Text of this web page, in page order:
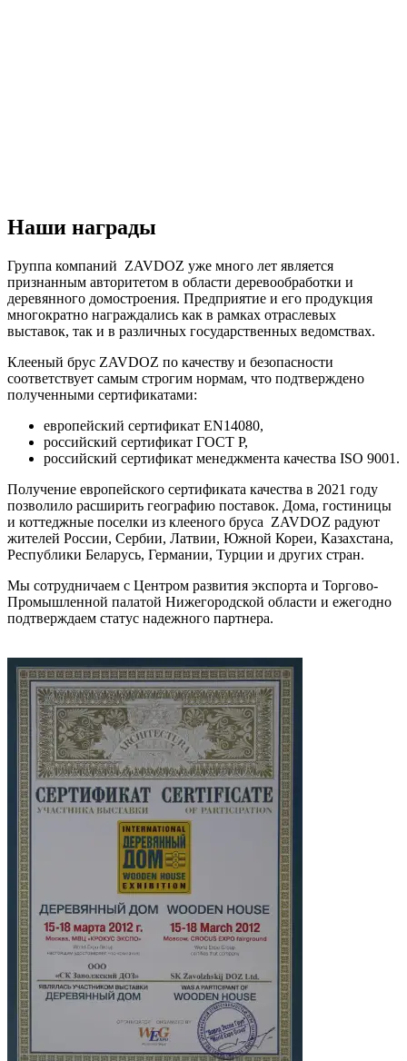
Наши награды
Группа компаний ZAVDOZ уже много лет является
признанным авторитетом в области деревообработки и
деревянного домостроения. Предприятие и его продукция
многократно награждались как в рамках отраслевых
выставок, так и в различных государственных ведомствах.
Клееный брус ZAVDOZ по качеству и безопасности
соответствует самым строгим нормам, что подтверждено
полученными сертификатами:
европейский сертификат EN14080,
российский сертификат ГОСТ Р,
российский сертификат менеджмента качества ISO 9001.
Получение европейского сертификата качества в 2021 году
позволило расширить географию поставок. Дома, гостиницы
и коттеджные поселки из клееного бруса ZAVDOZ радуют
жителей России, Сербии, Латвии, Южной Кореи, Казахстана,
Республики Беларусь, Германии, Турции и других стран.
Мы сотрудничаем с Центром развития экспорта и Торгово-
Промышленной палатой Нижегородской области и ежегодно
подтверждаем статус надежного партнера.